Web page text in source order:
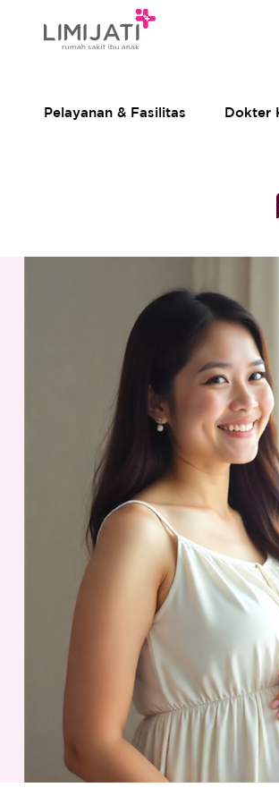
Pelayanan & Fasilitas Dokter